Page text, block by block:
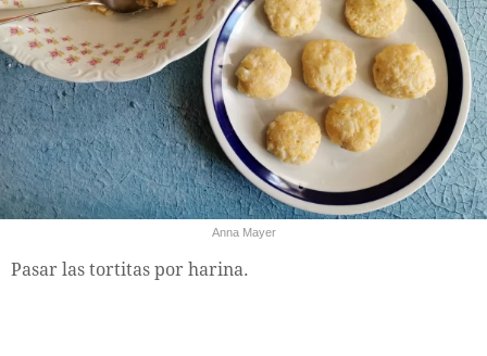
Anna Mayer
Pasar las tortitas por harina.